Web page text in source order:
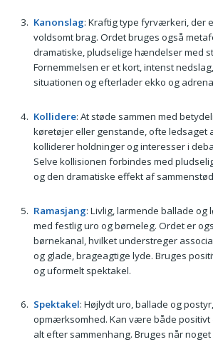
Kanonslag: Kraftig type fyrværkeri, der
voldsomt brag. Ordet bruges også
dramatiske, pludselige hændelser med
Fornemmelsen er et kort, intenst
situationen og efterlader ekko og
Kollidere: At støde sammen med
køretøjer eller genstande, ofte ledsaget
kolliderer holdninger og interesser i
Selve kollisionen forbindes med
og den dramatiske effekt af
Ramasjang: Livlig, larmende ballade
med festlig uro og børneleg. Ordet er
børnekanal, hvilket understreger
og glade, brageagtige lyde. Bruges
og uformelt spektakel.
Spektakel: Højlydt uro, ballade og
opmærksomhed. Kan være både positivt
alt efter sammenhang. Bruges når